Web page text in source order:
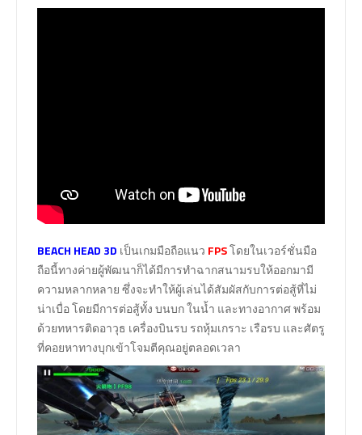
BEACH HEAD 3D เป็นเกมมือถือแนว FPSโดยในเวอร์ชั่นมือ
ถือนี้ทางค่ายผู้พัฒนาก็ได้มีการทำฉากสนามรบให้ออกมามี
ความหลากหลาย ซึ่งจะทำให้ผู้เล่นได้สัมผัสกับการต่อสู้ที่ไม่
น่าเบื่อ โดยมีการต่อสู้ทั้ง บนบก ในน้ำ และทางอากาศ พร้อม
ด้วยทหารติดอาวุธ เครื่องบินรบ รถหุ้มเกราะ เรือรบ และศัตรู
ที่คอยหาทางบุกเข้าโจมตีคุณอยู่ตลอดเวลา